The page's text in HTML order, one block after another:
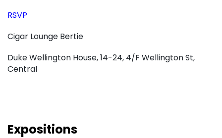
RSVP
Cigar Lounge Bertie
Duke Wellington House, 14-24, 4/F Wellington St,
Central
Expositions